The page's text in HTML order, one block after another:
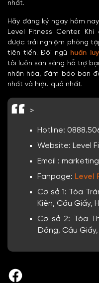
nhất.
Hãy đăng ký ngay hôm
Level Fitness Center. Khi
được trải nghiệm phòng
tiên tiến. Đội ngũ huấn
tôi luôn sẵn sàng hỗ trợ
nhân hóa, đảm bảo bạn
nhất và hiệu quả nhất.
>
Hotline:
Website: Level
Email :
Fanpage: Level
Cơ sở 1: Tòa
Kiên, Cầu Giấy,
Cơ sở 2: Tòa
Đồng, Cầu Giấy,